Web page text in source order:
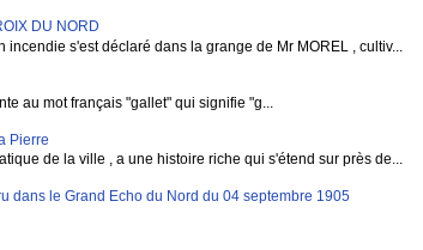
DU NORD
s'est déclaré dans la grange de Mr MOREL , cultiv...
au mot français "gallet" qui signifie "g...
Pierre
de la ville , a une histoire riche qui s'étend sur près de...
dans le Grand Echo du Nord du 04 septembre 1905